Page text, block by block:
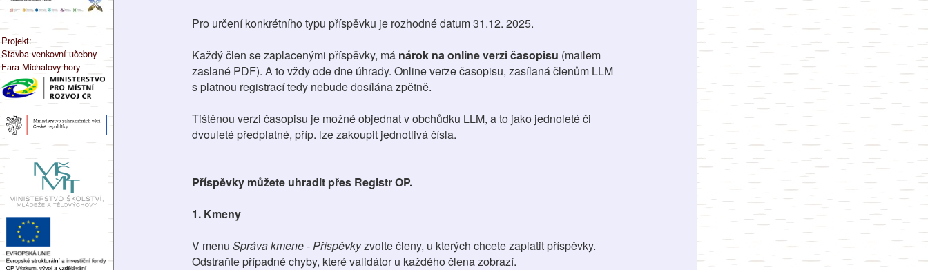
Projekt:
Stavba venkovní učebny
Fara Michalovy hory
Pro určení konkrétního typu příspěvku je rozhodné datum 31.12. 2025.
Každý člen se zaplacenými příspěvky, má nárok na online verzi časopisu (mailem
zaslané PDF). A to vždy ode dne úhrady. Online verze časopisu, zasílaná členům LLM
s platnou registrací tedy nebude dosílána zpětně.
Tištěnou verzi časopisu je možné objednat v obchůdku LLM, a to jako jednoleté či
dvouleté předplatné, příp. lze zakoupit jednotlivá čísla.
Příspěvky můžete uhradit přes Registr OP.
1. Kmeny
V menu Správa kmene - Příspěvkyzvolte členy, u kterých chcete zaplatit příspěvky.
Odstraňte případné chyby, které validátor u každého člena zobrazí.